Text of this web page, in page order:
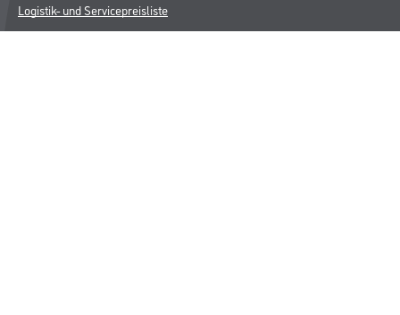
Logistik- und Servicepreisliste
Impressum